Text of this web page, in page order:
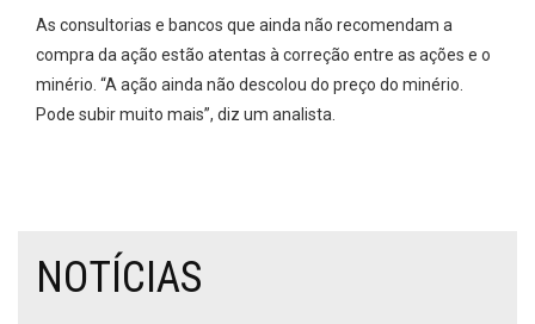
As consultorias e bancos que ainda não recomendam a
compra da ação estão atentas à correção entre as ações e o
minério. “A ação ainda não descolou do preço do minério.
Pode subir muito mais”, diz um analista.
NOTÍCIAS